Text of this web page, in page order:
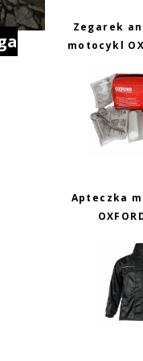
Zegarek
motocykl
Apteczka